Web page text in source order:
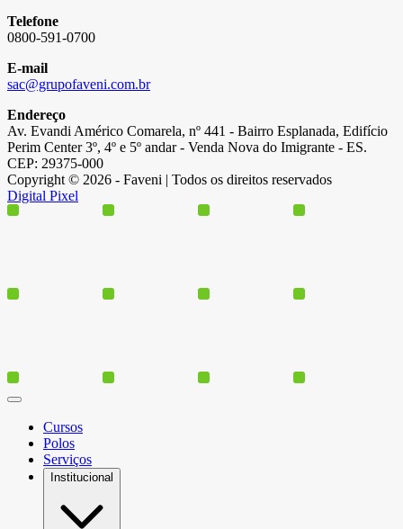
Telefone
0800-591-0700
E-mail
sac@grupofaveni.com.br
Endereço
Av. Evandi Américo Comarela, nº 441 - Bairro Esplanada, Edifício
Perim Center 3º, 4º e 5º andar - Venda Nova do Imigrante - ES.
CEP: 29375-000
Copyright © 2026 - Faveni | Todos os direitos reservados
Digital Pixel
Cursos
Polos
Serviços
Institucional